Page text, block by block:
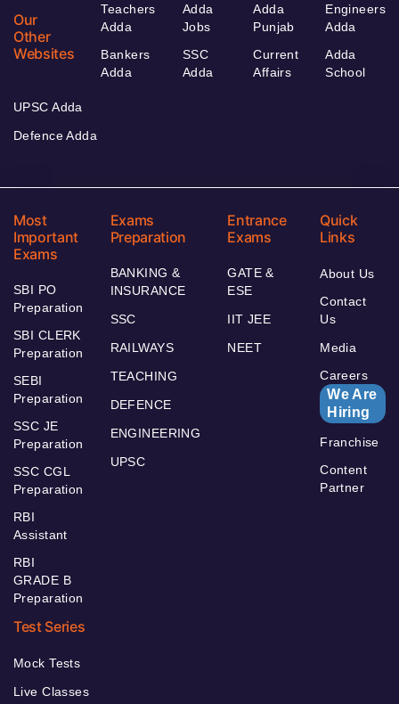
Our
Other
Websites
Teachers
Adda
Bankers
Adda
Adda
Jobs
SSC
Adda
Adda
Punjab
Current
Affairs
Engineers
Adda
Adda
School
UPSC Adda
Defence Adda
Most
Important
Exams
SBI PO
Preparation
SBI CLERK
Preparation
SEBI
Preparation
SSC JE
Preparation
SSC CGL
Preparation
RBI
Assistant
RBI
GRADE B
Preparation
Exams
Preparation
BANKING &
INSURANCE
SSC
RAILWAYS
TEACHING
DEFENCE
ENGINEERING
UPSC
Entrance
Exams
GATE &
ESE
IIT JEE
NEET
Quick
Links
About Us
Contact
Us
Media
Careers
We Are
Hiring
Franchise
Content
Partner
Test Series
Mock Tests
Live Classes